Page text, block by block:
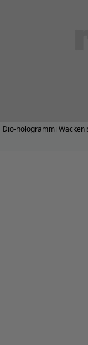
Dio-hologrammi